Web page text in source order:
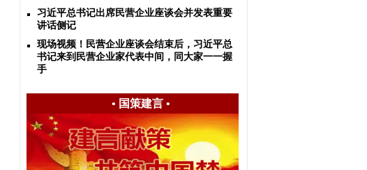
习近平总书记出席民营企业座谈会并发表重要
讲话侧记
现场视频！民营企业座谈会结束后，习近平总
书记来到民营企业家代表中间，同大家一一握
手
• 国策建言•